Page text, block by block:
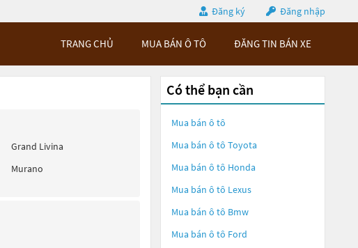
Đăng ký Đăng nhập
TRANG CHỦ MUA BÁN Ô TÔ ĐĂNG TIN BÁN XE
Grand Livina
Murano
Có thể bạn cần
Mua bán ô tô
Mua bán ô tô Toyota
Mua bán ô tô Honda
Mua bán ô tô Lexus
Mua bán ô tô Bmw
Mua bán ô tô Ford